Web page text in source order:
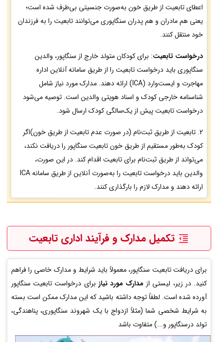
اعطای تابعیت از طریق خون به‌صورت جنسیتی بی‌طرف شده است؛
یعنی هم مادران و هم پدران سنگاپوری می‌توانند تابعیت را به فرزندان
خود منتقل کنند.
درخواست تابعیت: برای کودکان متولد خارج از سنگاپور، والدین
سنگاپوری باید درخواست تابعیت را از طریق سامانه آنلاین اداره
مهاجرت و ایست‌وارد (ICA) ارائه دهند. مدارک مورد نیاز شامل
شناسنامه خارجی کودک و اسناد هویتی والدین است. توصیه می‌شود
درخواست تابعیت پیش از یک‌سالگی کودک ارسال شود.
2. تابعیت از طریق ثبت‌نام (در صورت عدم تابعیت از طریق خون)اگر
کودک به‌طور مستقیم از طریق خون تابعیت سنگاپور را دریافت نکند،
می‌تواند از طریق ثبت‌نام برای تابعیت اقدام کند. در این صورت،
والدین باید درخواست تابعیت را به‌صورت آنلاین از طریق سامانه ICA
ارائه دهند و مدارک لازم را بارگذاری کنند.
تکمیل مدارک و فرآیند اداری تابعیت
برای دریافت تابعیت سنگاپور، معمولاً باید شرایط و مدارک خاصی را فراهم
کنید. در زیر، لیستی از مدارک مورد نیاز برای درخواست تابعیت سنگاپور
آورده شده است. لطفاً توجه داشته باشید که این مدارک ممکن است بسته
به شرایط شخصی شما (مثلاً ازدواج با یک شهروند سنگاپوری، پناهندگی،
تولد درسنگاپور و...) متفاوت باشد